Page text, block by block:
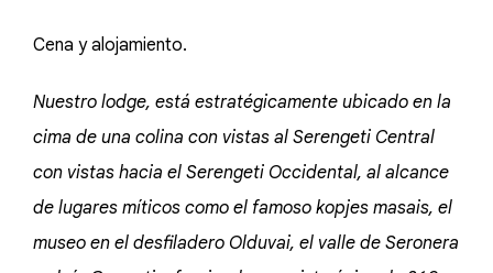
Cena y alojamiento.
Nuestro lodge, está estratégicamente ubicado en la
cima de una colina con vistas al Serengeti Central
con vistas hacia el Serengeti Occidental, al alcance
de lugares míticos como el famoso kopjes masais, el
museo en el desfiladero Olduvai, el valle de Seronera